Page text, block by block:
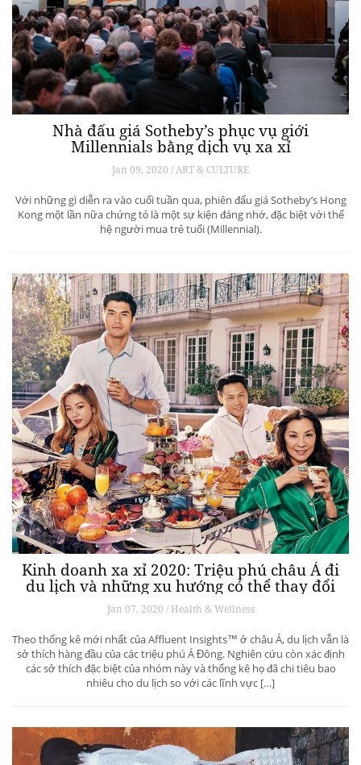
Nhà đấu giá Sotheby’s phục vụ giới
Millennials bằng dịch vụ xa xỉ
Jan 09, 2020 / ART & CULTURE
Với những gì diễn ra vào cuối tuần qua, phiên đấu giá Sotheby’s Hong
Kong một lần nữa chứng tỏ là một sự kiện đáng nhớ, đặc biệt với thế
hệ người mua trẻ tuổi (Millennial).
Kinh doanh xa xỉ 2020: Triệu phú châu Á đi
du lịch và những xu hướng có thể thay đổi
ngành du lịch thượng lưu
Jan 07, 2020 / Health & Wellness
Theo thống kê mới nhất của Affluent Insights™ ở châu Á, du lịch vẫn là
sở thích hàng đầu của các triệu phú Á Đông. Nghiên cứu còn xác định
các sở thích đặc biệt của nhóm này và thống kê họ đã chi tiêu bao
nhiêu cho du lịch so với các lĩnh vực […]